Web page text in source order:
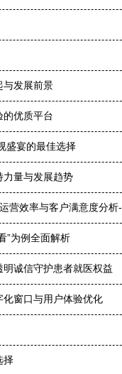
与发展前景
的优质平台
盛宴的最佳选择
力量与发展趋势
营效率与客户满意度分
”为例全面解析
诚信守护患者就医权益
窗口与用户体验优化
择